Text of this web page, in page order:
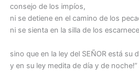
consejo de los impíos,
ni se detiene en el camino de los
ni se sienta en la silla de los
sino que en la ley del SEÑOR está su
y en su ley medita de día y de noche!”